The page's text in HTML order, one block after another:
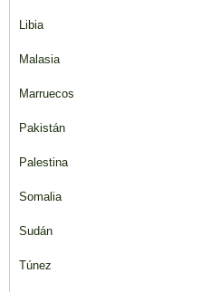
Libia
Malasia
Marruecos
Pakistán
Palestina
Somalia
Sudán
Túnez